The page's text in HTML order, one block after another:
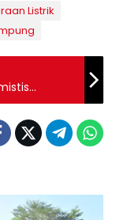
Listrik